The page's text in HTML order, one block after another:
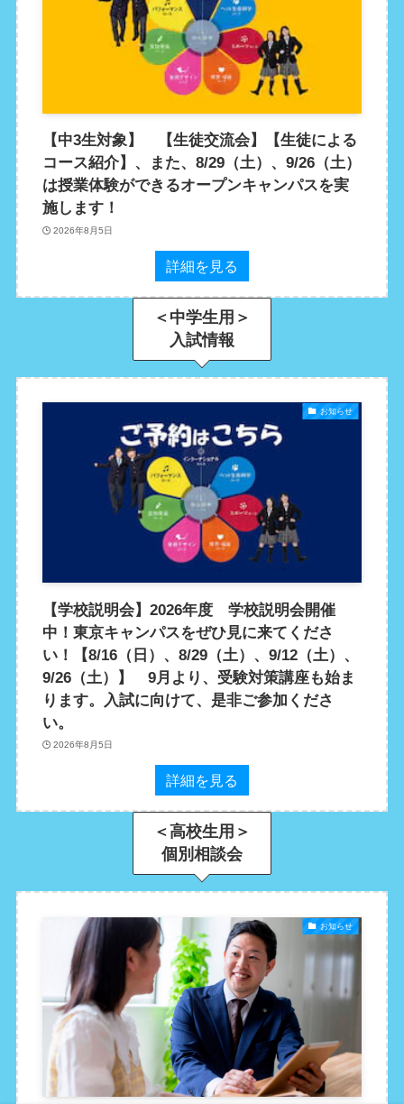
【中3生対象】 【生徒交流会】【生徒による
コース紹介】、また、8/29（土）、9/26（土）
は授業体験ができるオープンキャンパスを実
施します！
2026年8月5日
詳細を見る
＜中学生用＞
入試情報
お知らせ
【学校説明会】2026年度 学校説明会開催
中！東京キャンパスをぜひ見に来てくださ
い！【8/16（日）、8/29（土）、9/12（土）、
9/26（土）】 9月より、受験対策講座も始ま
ります。入試に向けて、是非ご参加くださ
い。
2026年8月5日
詳細を見る
＜高校生用＞
個別相談会
お知らせ